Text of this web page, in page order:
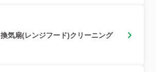
換気扇(レンジフード)クリーニング